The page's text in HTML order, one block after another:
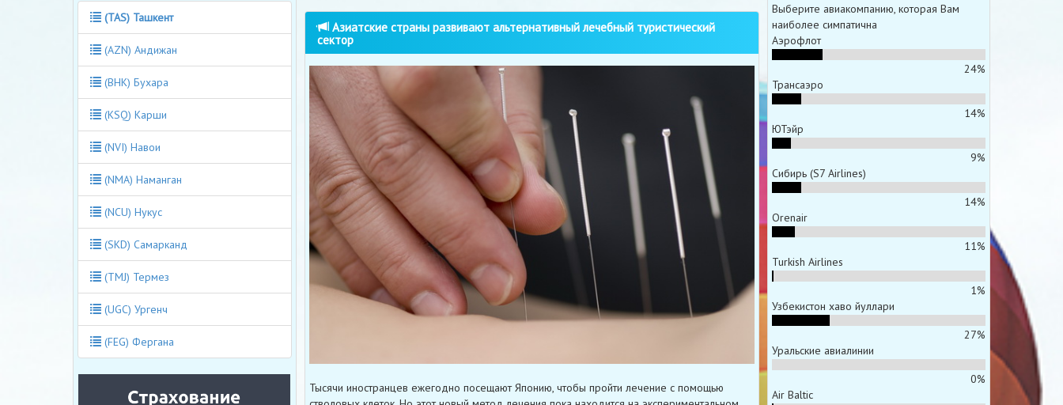
Азиатские страны развивают альтернативный лечебный туристический
сектор
Тысячи иностранцев ежегодно посещают Японию, чтобы пройти лечение с помощью
(TAS) Ташкент
(AZN) Андижан
(BHK) Бухара
(KSQ) Карши
(NVI) Навои
(NMA) Наманган
(NCU) Нукус
(SKD) Самарканд
(TMJ) Термез
(UGC) Ургенч
(FEG) Фергана
Выберите авиакомпанию, которая Вам
наиболее симпатична
Аэрофлот
24%
Трансаэро
14%
ЮТэйр
9%
Сибирь (S7 Airlines)
14%
Orenair
11%
Turkish Airlines
1%
Узбекистон хаво йуллари
27%
Уральские авиалинии
0%
Air Baltic